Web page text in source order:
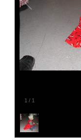
1 / 1